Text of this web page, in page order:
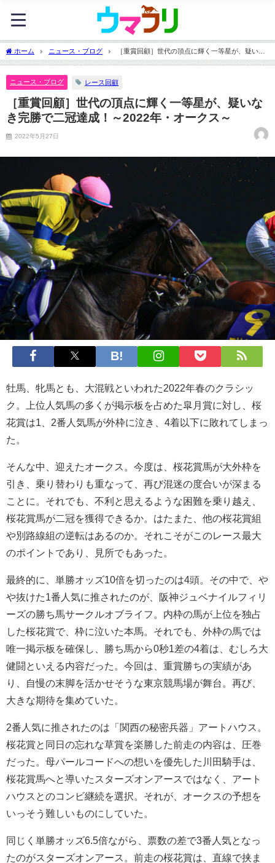
ホーム ニュース・ブログ
［重賞回顧］世代の頂点に輝く一等星が、疑いな
き完勝で二冠達成！～2022年・オークス～
ニュース・ブログ レース回顧
［重賞回顧］世代の頂点に輝く一等星が、疑いな
き完勝で二冠達成！～2022年・オークス～
2022年5月27日
牡馬、牝馬とも、大混戦といわれた2022年春のクラシッ
ク。上位人気馬の多くが掲示板を占めた皐月賞に対し、桜
花賞は1、2番人気馬が外枠に泣き、4着以下に敗れてしまっ
た。
そんな中、迎えたオークス。今度は、桜花賞馬が大外枠を
引き、乗り替わりも重なって、再び混迷の度合いが深まる
ことに。それでも、不利と思えるような困難を乗り越え、
桜花賞馬が二冠を獲得できるか。はたまた、他の桜花賞組
や別路線組の逆転はあるのか。それこそがこのレース最大
のポイントであり、見所でもあった。
最終的に、単勝オッズ10倍を切ったのは4頭。その中で、や
や抜けた1番人気に推されたのが、阪神ジュベナイルフィリ
ーズの勝ち馬サークルオブライフ。内枠の馬が上位を独占
した桜花賞で、枠に泣いた本馬。それでも、外枠の馬では
唯一掲示板を確保し、勝ち馬から0秒1差の4着は、むしろ大
健闘といえる内容だった。今回は、重賞勝ちの実績があ
り、自慢の末脚を活かせそうな東京競馬場が舞台。再び、
大きな期待を集めていた。
2番人気に推されたのは「関西の秘密兵器」アートハウス。
桜花賞と同日の忘れな草賞を楽勝した前走の内容は、圧巻
だった。母パールコードへの想いを優先した川田騎手は、
桜花賞馬へと導いたスターズオンアースではなく、アート
ハウスとのコンビ継続を選択。それが、オークスの予想を
いっそう難しいものにしていた。
同じく単勝オッズ6.5倍ながら、票数の差で3番人気となっ
たのがスターズオンアース。前走の桜花賞は、直線で挟ま